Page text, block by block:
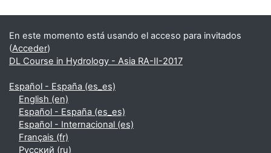
Bloques suplementarios
En este momento está usando el acceso para invitados
(Acceder)
DL Course in Hydrology - Asia RA-II-2017
Español - España ‎(es_es)‎
English ‎(en)‎
Español - España ‎(es_es)‎
Español - Internacional ‎(es)‎
Français ‎(fr)‎
Русский ‎(ru)‎